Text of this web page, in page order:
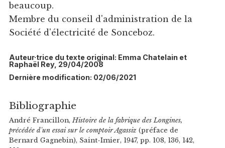
beaucoup.
Membre du conseil d'administration de la
Société d'électricité de Sonceboz.
Auteur·trice du texte original: Emma Chatelain et
Raphaël Rey, 29/04/2008
Dernière modification: 02/06/2021
Bibliographie
André Francillon, Histoire de la fabrique des Longines,
précédée d'un essai sur le comptoir Agassiz(préface de
Bernard Gagnebin), Saint-Imier, 1947, pp. 108, 136, 142,